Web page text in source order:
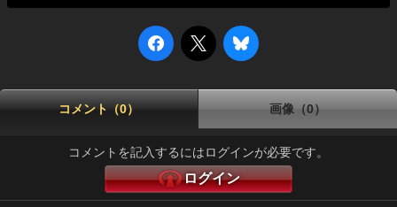
コメント（0） 画像（0）
コメントを記入するにはログインが必要です。
ログイン